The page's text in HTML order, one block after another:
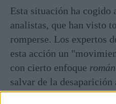
Esta situación ha cogido
analistas, que han visto
romperse. Los expertos
esta acción un
con cierto enfoque
salvar de la desaparición
físicas". "Todo lo que